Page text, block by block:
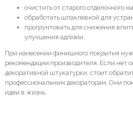
очистить от старого отделочного
обработать шпаклевкой для
прогрунтовать для снижения
улучшения адгезии.
При нанесении финишного покрытия
рекомендации производителя. Если нет
декоративной штукатурки, стоит
профессиональным декораторам. Они
идеи в жизнь.